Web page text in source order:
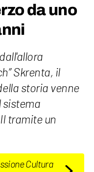
da uno
Skrenta, il
storia venne
sistema
tramite un
Cultura